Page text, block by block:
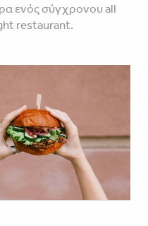
ενός σύγχρονου all
restaurant.